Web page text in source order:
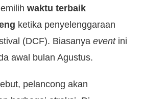
waktu terbaik
ketika penyelenggaraan
(DCF). Biasanya eventini
awal bulan Agustus.
pelancong akan